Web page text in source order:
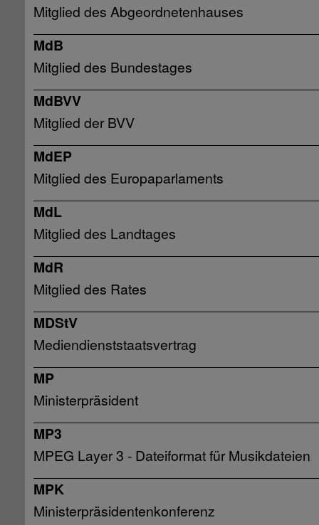
Mitglied des Abgeordnetenhauses
MdB
Mitglied des Bundestages
MdBVV
Mitglied der BVV
MdEP
Mitglied des Europaparlaments
MdL
Mitglied des Landtages
MdR
Mitglied des Rates
MDStV
Mediendienststaatsvertrag
MP
Ministerpräsident
MP3
MPEG Layer 3 - Dateiformat für Musikdateien
MPK
Ministerpräsidentenkonferenz